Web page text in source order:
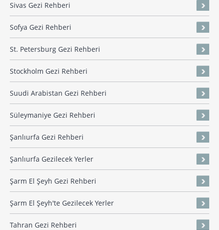
Sivas Gezi Rehberi
Sofya Gezi Rehberi
St. Petersburg Gezi Rehberi
Stockholm Gezi Rehberi
Suudi Arabistan Gezi Rehberi
Süleymaniye Gezi Rehberi
Şanlıurfa Gezi Rehberi
Şanlıurfa Gezilecek Yerler
Şarm El Şeyh Gezi Rehberi
Şarm El Şeyh'te Gezilecek Yerler
Tahran Gezi Rehberi